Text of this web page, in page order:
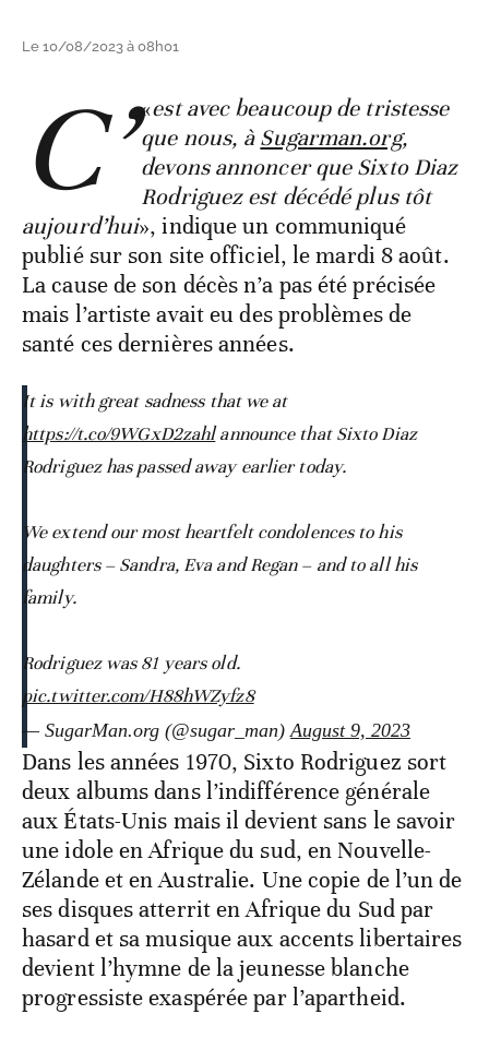
Le 10/08/2023 à 08h01
«
C’
est avec beaucoup de tristesse
que nous, àSugarman.org,
devons annoncer que Sixto Diaz
Rodriguez est décédé plus tôt
aujourd’hui», indique un communiqué
publié sur son site officiel, le mardi 8 août.
La cause de son décès n’a pas été précisée
mais l’artiste avait eu des problèmes de
santé ces dernières années.
It is with great sadness that we at
https://t.co/9WGxD2zahlannounce that Sixto Diaz
Rodriguez has passed away earlier today.
We extend our most heartfelt condolences to his
daughters – Sandra, Eva and Regan – and to all his
family.
Rodriguez was 81 years old.
pic.twitter.com/H88hWZyfz8
— SugarMan.org (@sugar_man)August 9, 2023
Dans les années 1970, Sixto Rodriguez sort
deux albums dans l’indifférence générale
aux États-Unis mais il devient sans le savoir
une idole en Afrique du sud, en Nouvelle-
Zélande et en Australie. Une copie de l’un de
ses disques atterrit en Afrique du Sud par
hasard et sa musique aux accents libertaires
devient l’hymne de la jeunesse blanche
progressiste exaspérée par l’apartheid.